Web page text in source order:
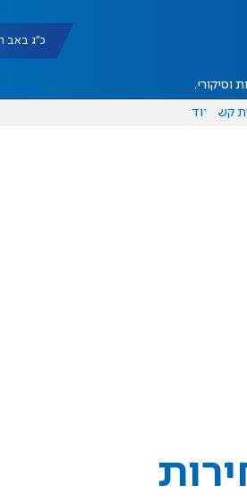
כ"ג באב תשפ"ו
וסיקורים
קשר עוד